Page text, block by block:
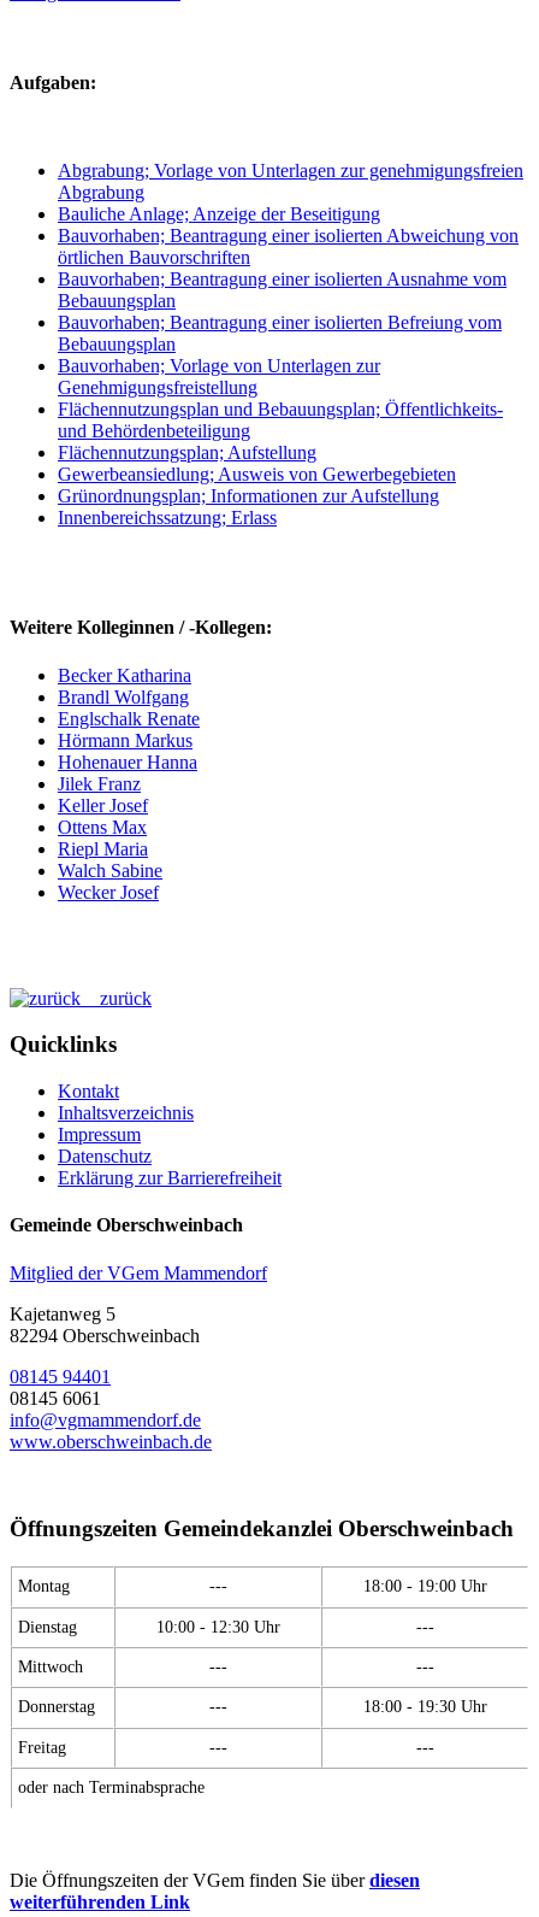
Aufgaben:
Abgrabung; Vorlage von Unterlagen zur genehmigungsfreien
Abgrabung
Bauliche Anlage; Anzeige der Beseitigung
Bauvorhaben; Beantragung einer isolierten Abweichung von
örtlichen Bauvorschriften
Bauvorhaben; Beantragung einer isolierten Ausnahme vom
Bebauungsplan
Bauvorhaben; Beantragung einer isolierten Befreiung vom
Bebauungsplan
Bauvorhaben; Vorlage von Unterlagen zur
Genehmigungsfreistellung
Flächennutzungsplan und Bebauungsplan; Öffentlichkeits-
und Behördenbeteiligung
Flächennutzungsplan; Aufstellung
Gewerbeansiedlung; Ausweis von Gewerbegebieten
Grünordnungsplan; Informationen zur Aufstellung
Innenbereichssatzung; Erlass
Weitere Kolleginnen / -Kollegen:
Becker Katharina
Brandl Wolfgang
Englschalk Renate
Hörmann Markus
Hohenauer Hanna
Jilek Franz
Keller Josef
Ottens Max
Riepl Maria
Walch Sabine
Wecker Josef
zurück
Quicklinks
Kontakt
Inhaltsverzeichnis
Impressum
Datenschutz
Erklärung zur Barrierefreiheit
Gemeinde Oberschweinbach
Mitglied der VGem Mammendorf
Kajetanweg 5
82294 Oberschweinbach
08145 94401
08145 6061
info@vgmammendorf.de
www.oberschweinbach.de
Öffnungszeiten Gemeindekanzlei Oberschweinbach
Montag --- 18:00 - 19:00 Uhr
Dienstag 10:00 - 12:30 Uhr ---
Mittwoch --- ---
Donnerstag --- 18:00 - 19:30 Uhr
Freitag --- ---
oder nach Terminabsprache
Die Öffnungszeiten der VGem finden Sie überdiesen
weiterführenden Link